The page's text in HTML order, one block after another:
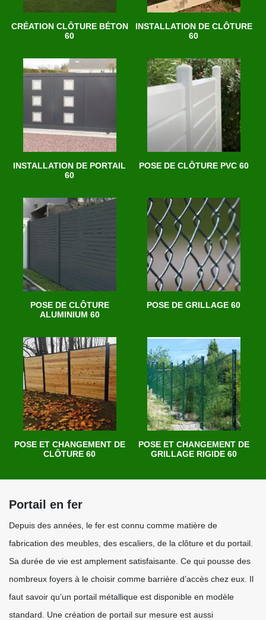
CRÉATION CLÔTURE BÉTON
60
INSTALLATION DE CLÔTURE
60
INSTALLATION DE PORTAIL
60
POSE DE CLÔTURE PVC 60
POSE DE CLÔTURE
ALUMINIUM 60
POSE DE GRILLAGE 60
POSE ET CHANGEMENT DE
CLÔTURE 60
POSE ET CHANGEMENT DE
GRILLAGE RIGIDE 60
Portail en fer
Depuis des années, le fer est connu comme matière de
fabrication des meubles, des escaliers, de la clôture et du portail.
Sa durée de vie est amplement satisfaisante. Ce qui pousse des
nombreux foyers à le choisir comme barrière d’accès chez eux. Il
faut savoir qu’un portail métallique est disponible en modèle
standard. Une création de portail sur mesure est aussi